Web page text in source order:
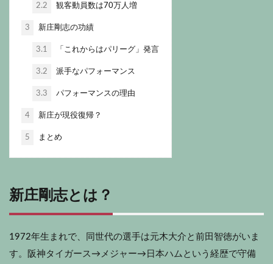
2.2 観客動員数は70万人増
3 新庄剛志の功績
3.1 「これからはパリーグ」発言
3.2 派手なパフォーマンス
3.3 パフォーマンスの理由
4 新庄が現役復帰？
5 まとめ
新庄剛志とは？
1972年生まれで、同世代の選手は元木大介と前田智徳がいま
す。阪神タイガース→メジャー→日本ハムという経歴で守備